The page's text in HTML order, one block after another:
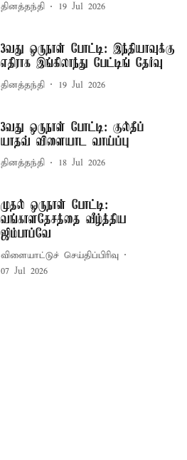
தினத்தந்தி 19 Jul 2026
3வது ஒருநாள் போட்டி: இந்தியாவுக்கு
எதிராக இங்கிலாந்து பேட்டிங் தேர்வு
தினத்தந்தி 19 Jul 2026
3வது ஒருநாள் போட்டி: குல்தீப்
யாதவ் விளையாட வாய்ப்பு
தினத்தந்தி 18 Jul 2026
முதல் ஒருநாள் போட்டி:
வங்காளதேசத்தை வீழ்த்திய
ஜிம்பாப்வே
விளையாட்டுச் செய்திப்பிரிவு
07 Jul 2026